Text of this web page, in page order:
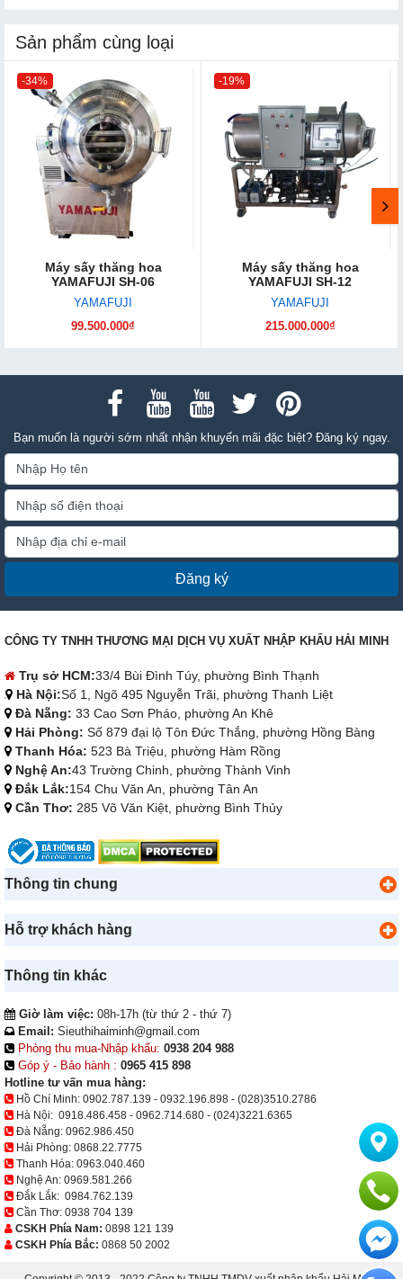
Sản phẩm cùng loại
-34%
Máy sấy thăng hoa
YAMAFUJI SH-06
YAMAFUJI
99.500.000₫
-19%
Máy sấy thăng hoa
YAMAFUJI SH-12
YAMAFUJI
215.000.000₫
Bạn muốn là người sớm nhất nhận khuyến mãi đặc biệt? Đăng ký ngay.
Đăng ký
CÔNG TY TNHH THƯƠNG MẠI DỊCH VỤ XUẤT NHẬP KHẨU HẢI MINH
Trụ sở HCM:33/4 Bùi Đình Túy, phường Bình Thạnh
Hà Nội:Số 1, Ngõ 495 Nguyễn Trãi, phường Thanh Liệt
Đà Nẵng: 33 Cao Sơn Pháo, phường An Khê
Hải Phòng: Số 879 đại lộ Tôn Đức Thắng, phường Hồng Bàng
Thanh Hóa: 523 Bà Triệu, phường Hàm Rồng
Nghệ An:43 Trường Chinh, phường Thành Vinh
Đắk Lắk:154 Chu Văn An, phường Tân An
Cần Thơ: 285 Võ Văn Kiệt, phường Bình Thủy
Thông tin chung
Hỗ trợ khách hàng
Thông tin khác
Giờ làm việc: 08h-17h (từ thứ 2 - thứ 7)
Email: Sieuthihaiminh@gmail.com
Phòng thu mua-Nhập khẩu: 0938 204 988
Góp ý - Bảo hành : 0965 415 898
Hotline tư vấn mua hàng:
Hồ Chí Minh: 0902.787.139 - 0932.196.898 - (028)3510.2786
Hà Nội: 0918.486.458 - 0962.714.680 - (024)3221.6365
Đà Nẵng: 0962.986.450
Hải Phòng: 0868.22.7775
Thanh Hóa: 0963.040.460
Nghệ An: 0969.581.266
Đắk Lắk: 0984.762.139
Cần Thơ: 0938 704 139
CSKH Phía Nam: 0898 121 139
CSKH Phía Bắc: 0868 50 2002